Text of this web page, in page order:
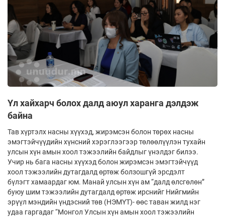
Үл хайхарч болох далд аюул харанга дэлдэж
байна
Тав хүртэлх насны хүүхэд, жирэмсэн болон төрөх насны
эмэгтэйчүүдийн хүнсний хэрэглээгээр төлөөлүүлэн тухайн
улсын хүн амын хоол тэжээлийн байдлыг үнэлдэг билээ.
Учир нь бага насны хүүхэд болон жирэмсэн эмэгтэйчүүд
хоол тэжээлийн дутагдалд өртөж болзошгүй эрсдэлт
бүлэгт хамаардаг юм. Манай улсын хүн ам “далд өлсгөлөн”
буюу шим тэжээлийн дутагдалд өртөж ирснийг Нийгмийн
эрүүл мэндийн үндэсний төв (НЭМҮТ)- өөс таван жилд нэг
удаа гаргадаг “Монгол Улсын хүн амын хоол тэжээлийн